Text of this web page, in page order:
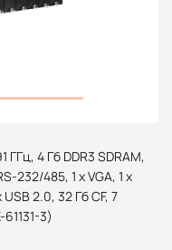
4 Гб DDR3 SDRAM,
232/485, 1 x VGA, 1 x
2.0, 32 Гб CF, 7
3)